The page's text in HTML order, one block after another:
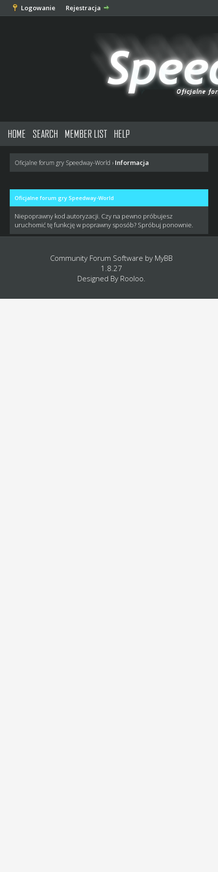
Logowanie Rejestracja
HOME SEARCH MEMBER LIST HELP
Oficjalne forum gry Speedway-World › Informacja
Oficjalne forum gry Speedway-World
Niepoprawny kod autoryzacji. Czy na pewno próbujesz
uruchomić tę funkcję w poprawny sposób? Spróbuj ponownie.
Community Forum Software by MyBB
1.8.27
Designed By Rooloo.